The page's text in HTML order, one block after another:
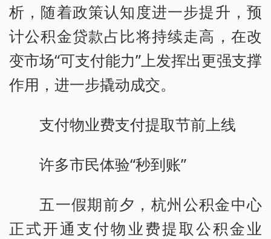
析，随着政策认知度进一步提升，预
计公积金贷款占比将持续走高，在改
变市场“可支付能力”上发挥出更强支撑
作用，进一步撬动成交。
支付物业费支付提取节前上线
许多市民体验“秒到账”
五一假期前夕，杭州公积金中心
正式开通支付物业费提取公积金业